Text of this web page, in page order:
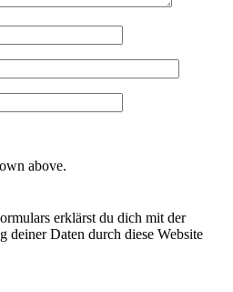
above.
erklärst du dich mit der
deiner Daten durch diese Website